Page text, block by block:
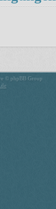
© phpBB Group